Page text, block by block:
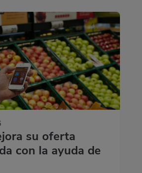
su oferta
con la ayuda de